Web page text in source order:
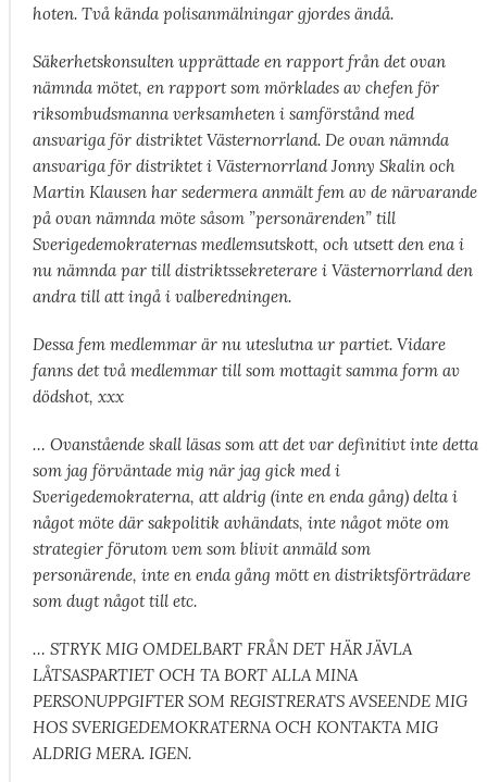
hoten. Två kända polisanmälningar gjordes ändå.
Säkerhetskonsulten upprättade en rapport från det ovan
nämnda mötet, en rapport som mörklades av chefen för
riksombudsmanna verksamheten i samförstånd med
ansvariga för distriktet Västernorrland. De ovan nämnda
ansvariga för distriktet i Västernorrland Jonny Skalin och
Martin Klausen har sedermera anmält fem av de närvarande
på ovan nämnda möte såsom ”personärenden” till
Sverigedemokraternas medlemsutskott, och utsett den ena i
nu nämnda par till distriktssekreterare i Västernorrland den
andra till att ingå i valberedningen.
Dessa fem medlemmar är nu uteslutna ur partiet. Vidare
fanns det två medlemmar till som mottagit samma form av
dödshot, xxx
… Ovanstående skall läsas som att det var definitivt inte detta
som jag förväntade mig när jag gick med i
Sverigedemokraterna, att aldrig (inte en enda gång) delta i
något möte där sakpolitik avhändats, inte något möte om
strategier förutom vem som blivit anmäld som
personärende, inte en enda gång mött en distriktsförträdare
som dugt något till etc.
… STRYK MIG OMDELBART FRÅN DET HÄR JÄVLA
LÅTSASPARTIET OCH TA BORT ALLA MINA
PERSONUPPGIFTER SOM REGISTRERATS AVSEENDE MIG
HOS SVERIGEDEMOKRATERNA OCH KONTAKTA MIG
ALDRIG MERA. IGEN.